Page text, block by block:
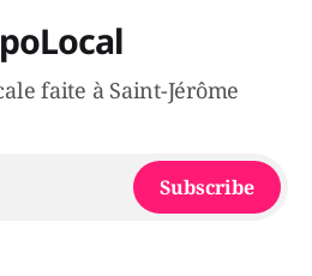
faite à Saint-Jérôme
Subscribe